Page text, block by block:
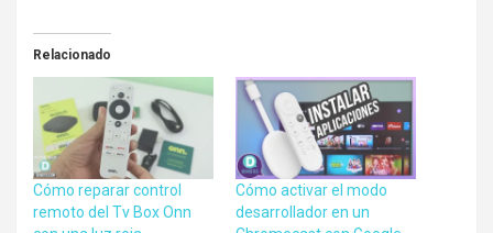
Relacionado
Cómo reparar control
remoto del Tv Box Onn
Cómo activar el modo
desarrollador en un